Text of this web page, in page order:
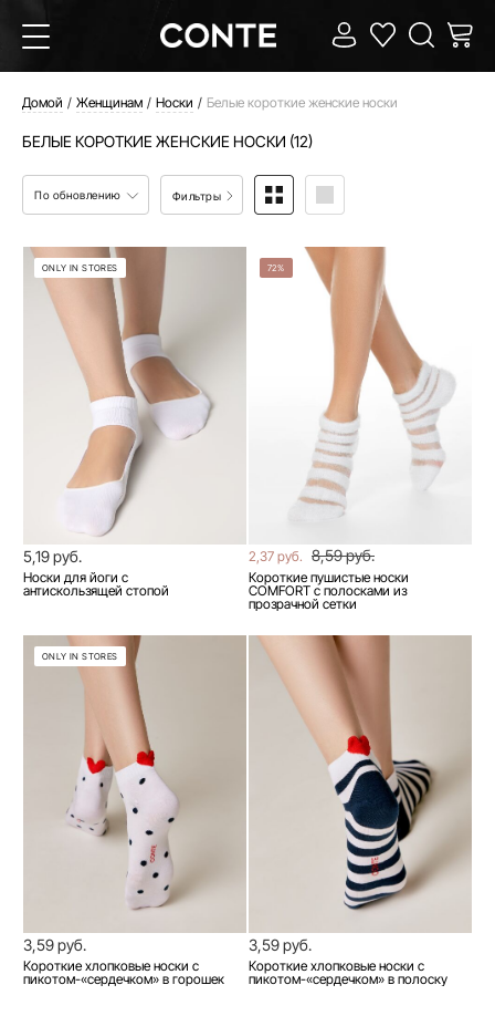
Домой Женщинам Носки Белые короткие женские носки
БЕЛЫЕ КОРОТКИЕ ЖЕНСКИЕ НОСКИ (12)
По обновлению Фильтры
ONLY IN STORES
5,19 руб.
Носки для йоги с
антискользящей стопой
72%
2,37 руб. 8,59 руб.
Короткие пушистые носки
COMFORT с полосками из
прозрачной сетки
ONLY IN STORES
3,59 руб.
Короткие хлопковые носки с
пикотом-«сердечком» в горошек
3,59 руб.
Короткие хлопковые носки с
пикотом-«сердечком» в полоску